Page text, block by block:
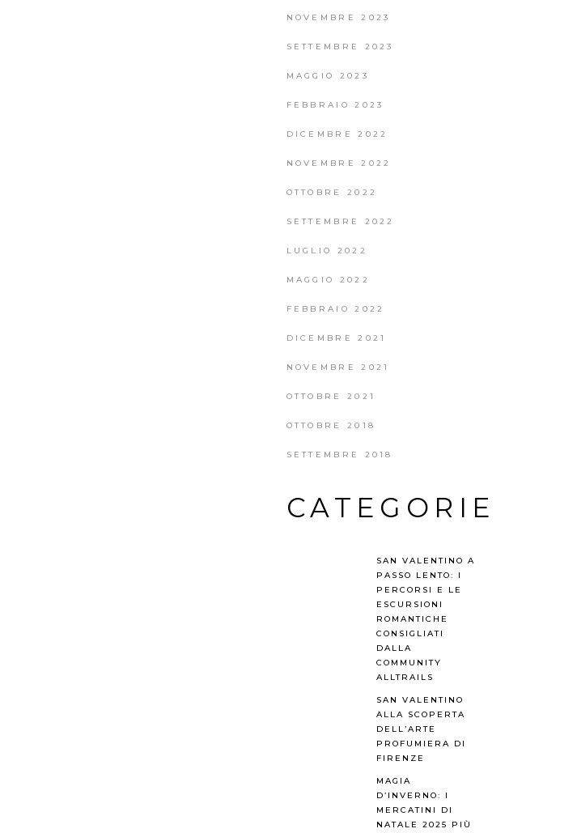
NOVEMBRE 2023
SETTEMBRE 2023
MAGGIO 2023
FEBBRAIO 2023
DICEMBRE 2022
NOVEMBRE 2022
OTTOBRE 2022
SETTEMBRE 2022
LUGLIO 2022
MAGGIO 2022
FEBBRAIO 2022
DICEMBRE 2021
NOVEMBRE 2021
OTTOBRE 2021
OTTOBRE 2018
SETTEMBRE 2018
CATEGORIE
SAN VALENTINO A
PASSO LENTO: I
PERCORSI E LE
ESCURSIONI
ROMANTICHE
CONSIGLIATI
DALLA
COMMUNITY
ALLTRAILS
SAN VALENTINO
ALLA SCOPERTA
DELL’ARTE
PROFUMIERA DI
FIRENZE
MAGIA
D’INVERNO: I
MERCATINI DI
NATALE 2025 PIÙ